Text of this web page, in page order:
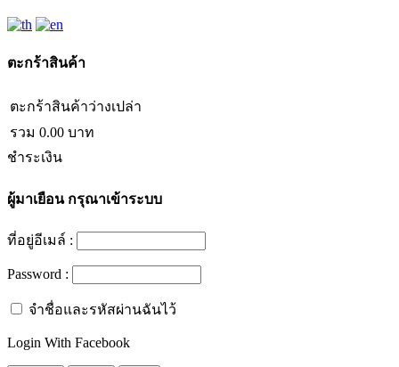
ตะกร้าสินค้า
ตะกร้าสินค้าว่างเปล่า
รวม 0.00 บาท
ชำระเงิน
ผู้มาเยือนกรุณาเข้าระบบ
ที่อยู่อีเมล์ :
Password :
จำชื่อและรหัสผ่านฉันไว้
Login With Facebook